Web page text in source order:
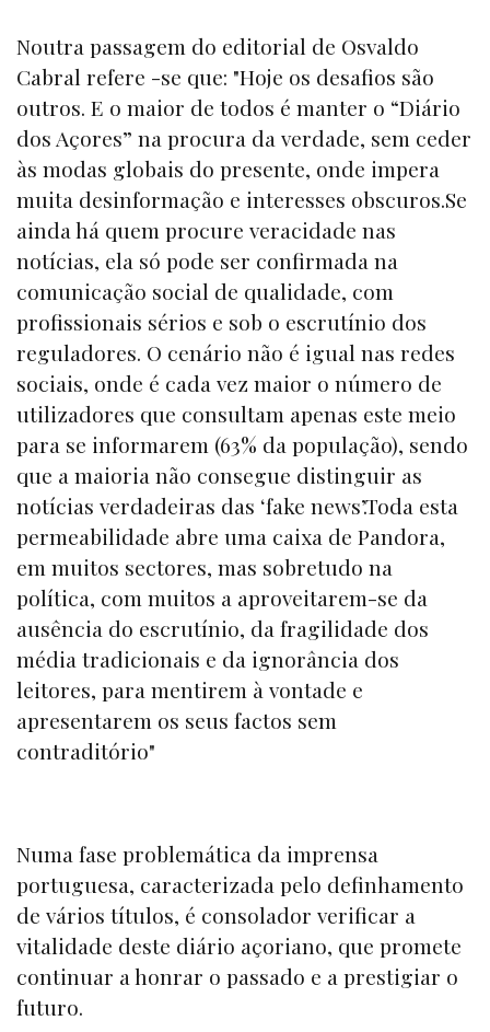
Noutra passagem do editorial de Osvaldo
Cabral refere -se que: "Hoje os desafios são
outros. E o maior de todos é manter o “Diário
dos Açores” na procura da verdade, sem ceder
às modas globais do presente, onde impera
muita desinformação e interesses obscuros.Se
ainda há quem procure veracidade nas
notícias, ela só pode ser confirmada na
comunicação social de qualidade, com
profissionais sérios e sob o escrutínio dos
reguladores. O cenário não é igual nas redes
sociais, onde é cada vez maior o número de
utilizadores que consultam apenas este meio
para se informarem (63% da população), sendo
que a maioria não consegue distinguir as
notícias verdadeiras das ‘fake news’.Toda esta
permeabilidade abre uma caixa de Pandora,
em muitos sectores, mas sobretudo na
política, com muitos a aproveitarem-se da
ausência do escrutínio, da fragilidade dos
média tradicionais e da ignorância dos
leitores, para mentirem à vontade e
apresentarem os seus factos sem
contraditório"
Numa fase problemática da imprensa
portuguesa, caracterizada pelo definhamento
de vários títulos, é consolador verificar a
vitalidade deste diário açoriano, que promete
continuar a honrar o passado e a prestigiar o
futuro.